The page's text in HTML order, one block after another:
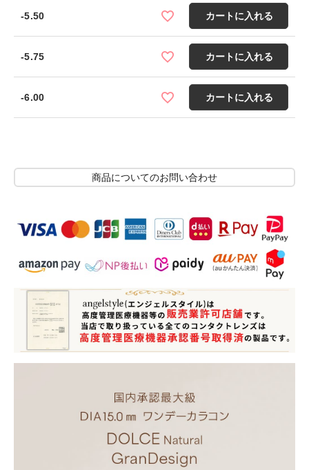
-5.50 カートに入れる
-5.75 カートに入れる
-6.00 カートに入れる
商品についてのお問い合わせ